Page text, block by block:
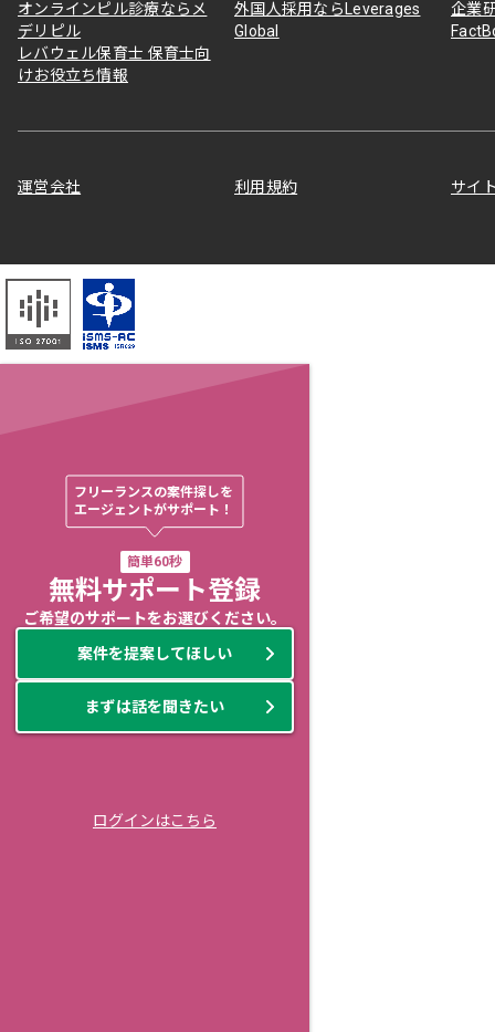
オンラインピル診療ならメ
デリピル
外国人採用ならLeverages
Global
企業
レバウェル保育士 保育士向
けお役立ち情報
運営会社 利用規約 サイ
フリーランスの案件探しを
エージェントがサポート！
簡単60秒
無料サポート登録
ご希望のサポートをお選びください。
案件を提案してほしい
まずは話を聞きたい
ログインはこちら